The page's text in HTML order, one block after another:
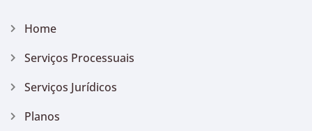
Home
Serviços Processuais
Serviços Jurídicos
Planos